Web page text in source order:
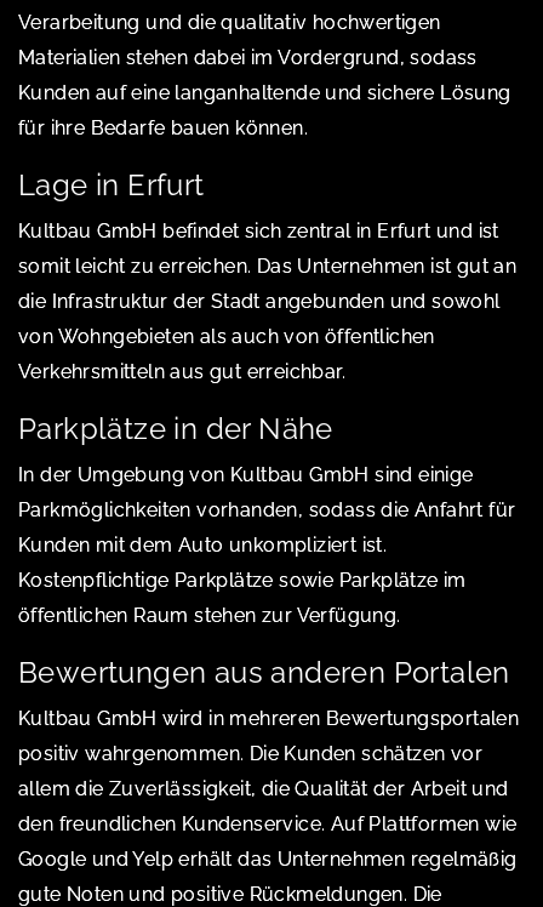
Verarbeitung und die qualitativ hochwertigen
Materialien stehen dabei im Vordergrund, sodass
Kunden auf eine langanhaltende und sichere Lösung
für ihre Bedarfe bauen können.
Lage in Erfurt
Kultbau GmbH befindet sich zentral in Erfurt und ist
somit leicht zu erreichen. Das Unternehmen ist gut an
die Infrastruktur der Stadt angebunden und sowohl
von Wohngebieten als auch von öffentlichen
Verkehrsmitteln aus gut erreichbar.
Parkplätze in der Nähe
In der Umgebung von Kultbau GmbH sind einige
Parkmöglichkeiten vorhanden, sodass die Anfahrt für
Kunden mit dem Auto unkompliziert ist.
Kostenpflichtige Parkplätze sowie Parkplätze im
öffentlichen Raum stehen zur Verfügung.
Bewertungen aus anderen Portalen
Kultbau GmbH wird in mehreren Bewertungsportalen
positiv wahrgenommen. Die Kunden schätzen vor
allem die Zuverlässigkeit, die Qualität der Arbeit und
den freundlichen Kundenservice. Auf Plattformen wie
Google und Yelp erhält das Unternehmen regelmäßig
gute Noten und positive Rückmeldungen. Die